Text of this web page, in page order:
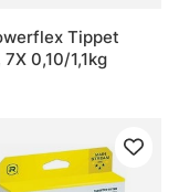
Tippet
7X 0,10/1,1kg